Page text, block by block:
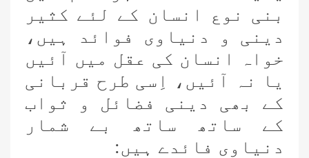
بنی نوع انسان کے لئے کثیر
دینی و دنیاوی فوائد ہیں،
خواہ انسان کی عقل میں آئیں
یا نہ آئیں،
اِسی طرح قربانی
کے بھی دینی فضائل و ثواب
کے ساتھ ساتھ بے شمار
دنیاوی فائدے ہیں: